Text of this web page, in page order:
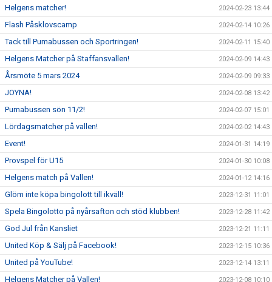
Helgens matcher! 2024-02-23 13:44
Flash Påsklovscamp 2024-02-14 10:26
Tack till Pumabussen och Sportringen! 2024-02-11 15:40
Helgens Matcher på Staffansvallen! 2024-02-09 14:43
Årsmöte 5 mars 2024 2024-02-09 09:33
JOYNA! 2024-02-08 13:42
Pumabussen sön 11/2! 2024-02-07 15:01
Lördagsmatcher på vallen! 2024-02-02 14:43
Event! 2024-01-31 14:19
Provspel för U15 2024-01-30 10:08
Helgens match på Vallen! 2024-01-12 14:16
Glöm inte köpa bingolott till ikväll! 2023-12-31 11:01
Spela Bingolotto på nyårsafton och stöd klubben! 2023-12-28 11:42
God Jul från Kansliet 2023-12-21 11:11
United Köp & Sälj på Facebook! 2023-12-15 10:36
United på YouTube! 2023-12-14 13:11
Helgens Matcher på Vallen! 2023-12-08 10:10